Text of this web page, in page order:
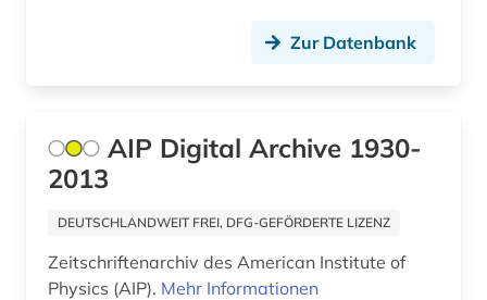
elementarteilchenphysik (3)
eln (1)
energiebewusstes bauen (1)
energietechnik (1)
energy (1)
Zur Datenbank
AIP Digital Archive 1930-
2013
DEUTSCHLANDWEIT FREI, DFG-GEFÖRDERTE LIZENZ
Zeitschriftenarchiv des American Institute of
Physics (AIP). Mehr Informationen